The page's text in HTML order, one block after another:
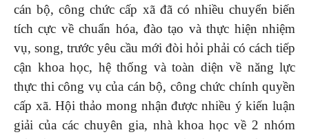
cán bộ, công chức cấp xã đã có nhiều chuyển biến
tích cực về chuẩn hóa, đào tạo và thực hiện nhiệm
vụ, song, trước yêu cầu mới đòi hỏi phải có cách tiếp
cận khoa học, hệ thống và toàn diện về năng lực
thực thi công vụ của cán bộ, công chức chính quyền
cấp xã. Hội thảo mong nhận được nhiều ý kiến luận
giải của các chuyên gia, nhà khoa học về 2 nhóm